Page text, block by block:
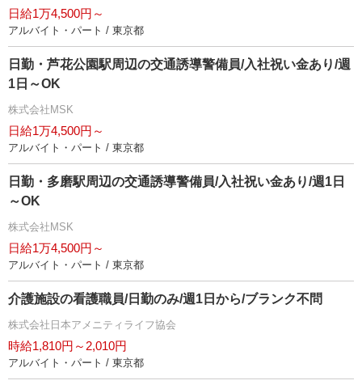
日給1万4,500円～
アルバイト・パート / 東京都
日勤・芦花公園駅周辺の交通誘導警備員/入社祝い金あり/週
1日～OK
株式会社MSK
日給1万4,500円～
アルバイト・パート / 東京都
日勤・多磨駅周辺の交通誘導警備員/入社祝い金あり/週1日
～OK
株式会社MSK
日給1万4,500円～
アルバイト・パート / 東京都
介護施設の看護職員/日勤のみ/週1日から/ブランク不問
株式会社日本アメニティライフ協会
時給1,810円～2,010円
アルバイト・パート / 東京都